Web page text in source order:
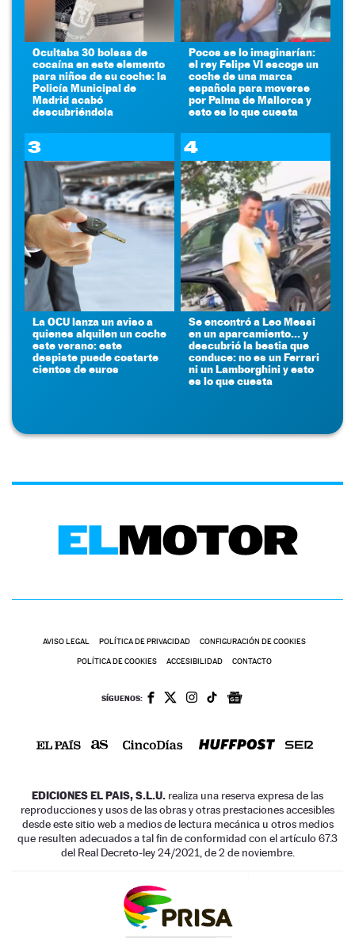
Ocultaba 30 bolsas de
cocaína en este elemento
para niños de su coche: la
Policía Municipal de
Madrid acabó
descubriéndola
Pocos se lo imaginarían:
el rey Felipe VI escoge un
coche de una marca
española para moverse
por Palma de Mallorca y
esto es lo que cuesta
3
La OCU lanza un aviso a
quienes alquilen un coche
este verano: este
despiste puede costarte
cientos de euros
4
Se encontró a Leo Messi
en un aparcamiento... y
descubrió la bestia que
conduce: no es un Ferrari
ni un Lamborghini y esto
es lo que cuesta
AVISO LEGAL POLÍTICA DE PRIVACIDAD CONFIGURACIÓN DE COOKIES
POLÍTICA DE COOKIES ACCESIBILIDAD CONTACTO
SÍGUENOS:
EDICIONES EL PAIS, S.L.U. realiza una reserva expresa de las
reproducciones y usos de las obras y otras prestaciones accesibles
desde este sitio web a medios de lectura mecánica u otros medios
que resulten adecuados a tal fin de conformidad con el artículo 67.3
del Real Decreto-ley 24/2021, de 2 de noviembre.